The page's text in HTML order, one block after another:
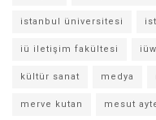
istanbul üniversitesi
iü iletişim fakültesi
kültür sanat medya
merve kutan mesut